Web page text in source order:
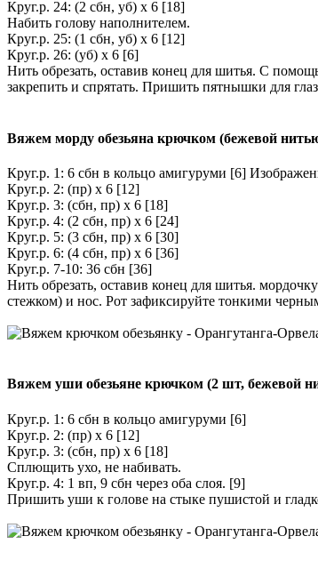
Круг.р. 24: (2 сбн, уб) х 6 [18]
Набить голову наполнителем.
Круг.р. 25: (1 сбн, уб) х 6 [12]
Круг.р. 26: (уб) х 6 [6]
Нить обрезать, оставив конец для шитья. С
закрепить и спрятать. Пришить пятнышки для
Вяжем морду обезьяна крючком (бежевой
Круг.р. 1: 6 сбн в кольцо амигуруми [6]
Круг.р. 2: (пр) х 6 [12]
Круг.р. 3: (сбн, пр) х 6 [18]
Круг.р. 4: (2 сбн, пр) х 6 [24]
Круг.р. 5: (3 сбн, пр) х 6 [30]
Круг.р. 6: (4 сбн, пр) х 6 [36]
Круг.р. 7-10: 36 сбн [36]
Нить обрезать, оставив конец для шитья.
стежком) и нос. Рот зафиксируйте тонкими
Вяжем уши обезьяне крючком (2 шт, бежевой
Круг.р. 1: 6 сбн в кольцо амигуруми [6]
Круг.р. 2: (пр) х 6 [12]
Круг.р. 3: (сбн, пр) х 6 [18]
Сплющить ухо, не набивать.
Круг.р. 4: 1 вп, 9 сбн через оба слоя. [9]
Пришить уши к голове на стыке пушистой и